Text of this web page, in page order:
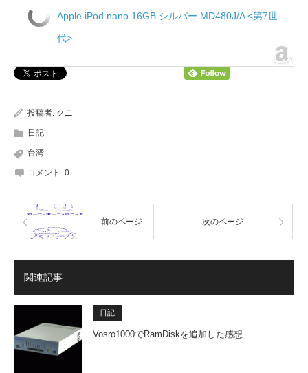
Apple iPod nano 16GB シルバー MD480J/A <第7世
代>
投稿者: クニ
日記
台湾
コメント: 0
前のページ 次のページ
関連記事
日記
Vosro1000でRamDiskを追加した感想